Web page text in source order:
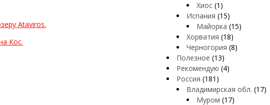
Ataviros.
Кос.
Хиос (1)
Испания (15)
Майорка (15)
Хорватия (18)
Черногория (8)
Полезное (13)
Рекомендую (4)
Россия (181)
Владимирская обл. (17)
Муром (17)